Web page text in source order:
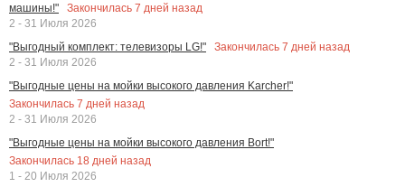
машины!"
Закончилась 7 дней назад
2 - 31 Июля 2026
"Выгодный комплект: телевизоры LG!"
Закончилась 7 дней назад
2 - 31 Июля 2026
"Выгодные цены на мойки высокого давления Karcher!"
Закончилась 7 дней назад
2 - 31 Июля 2026
"Выгодные цены на мойки высокого давления Bort!"
Закончилась 18 дней назад
1 - 20 Июля 2026